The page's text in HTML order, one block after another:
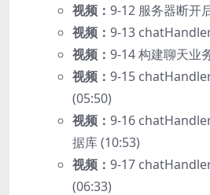
视频： 9-12 服务器断开
视频： 9-13
视频： 9-14 构建聊天业
视频： 9-15
(05:50)
视频： 9-16
据库 (10:53)
视频： 9-17
(06:33)